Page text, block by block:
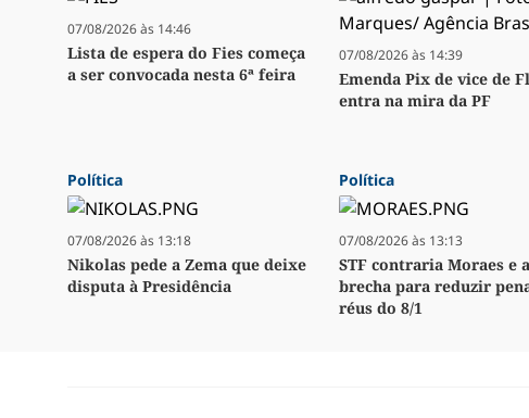
07/08/2026 às 14:46
Lista de espera do Fies começa
a ser convocada nesta 6ª feira
07/08/2026 às 14:39
Emenda Pix de vice de
entra na mira da PF
Política
07/08/2026 às 13:18
Nikolas pede a Zema que deixe
disputa à Presidência
Política
07/08/2026 às 13:13
STF contraria Moraes e
brecha para reduzir
réus do 8/1